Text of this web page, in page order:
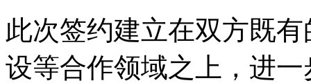
此次签约建立在双方既
设等合作领域之上，进